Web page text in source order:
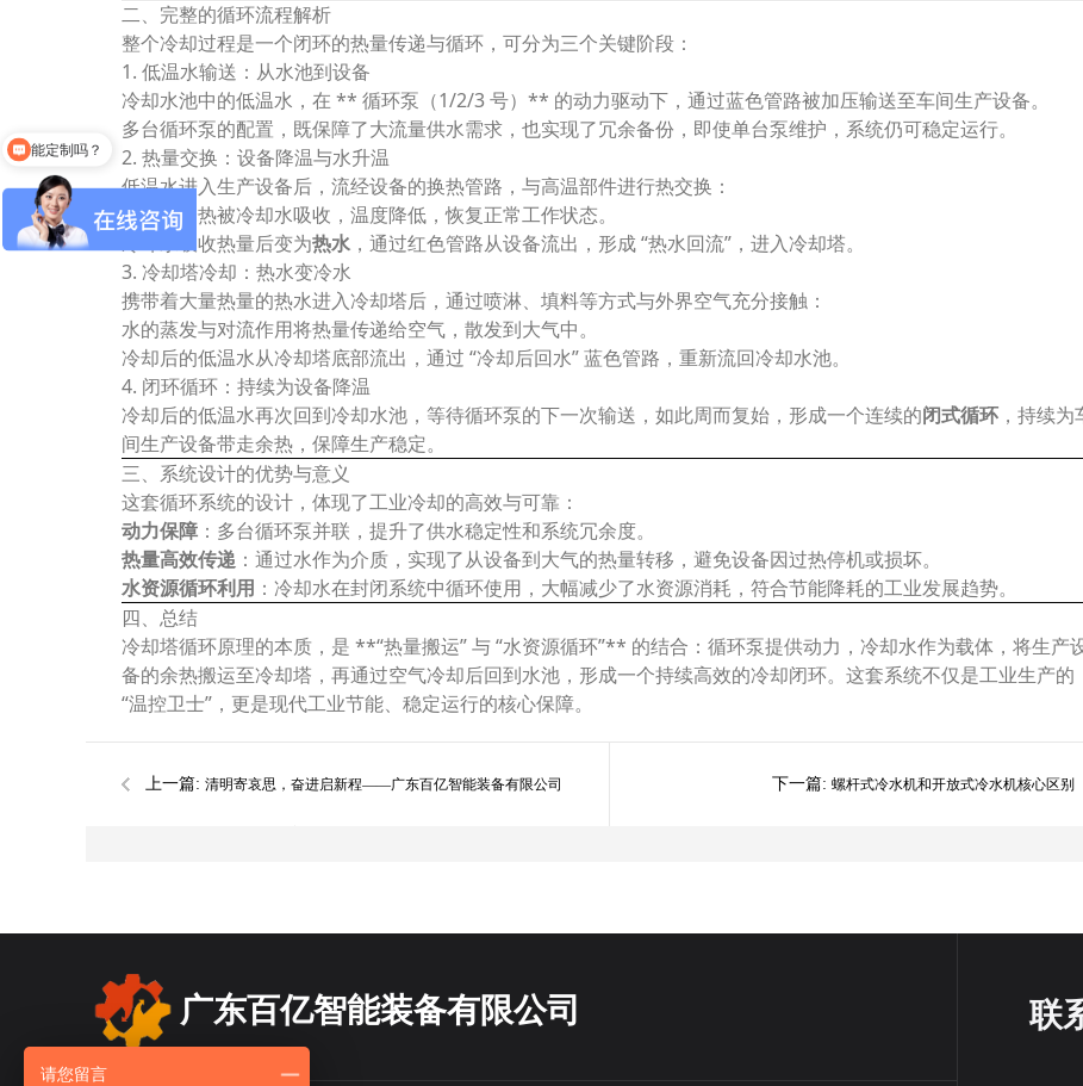
二、完整的循环流程解析
整个冷却过程是一个闭环的热量传递与循环，可分为三个关键阶段：
1. 低温水输送：从水池到设备
冷却水池中的低温水，在 ** 循环泵（1/2/3 号）** 的动力驱动下，通过蓝色管路被加压输送至车间生产设备。
多台循环泵的配置，既保障了大流量供水需求，也实现了冗余备份，即使单台泵维护，系统仍可稳定运行。
2. 热量交换：设备降温与水升温
低温水进入生产设备后，流经设备的换热管路，与高温部件进行热交换：
设备的余热被冷却水吸收，温度降低，恢复正常工作状态。
冷却水吸收热量后变为热水 ，通过红色管路从设备流出，形成 “热水回流”，进入冷却塔。
3. 冷却塔冷却：热水变冷水
携带着大量热量的热水进入冷却塔后，通过喷淋、填料等方式与外界空气充分接触：
水的蒸发与对流作用将热量传递给空气，散发到大气中。
冷却后的低温水从冷却塔底部流出，通过 “冷却后回水” 蓝色管路，重新流回冷却水池。
4. 闭环循环：持续为设备降温
冷却后的低温水再次回到冷却水池，等待循环泵的下一次输送，如此周而复始，形成一个连续的闭式循环 ，持续为
间生产设备带走余热，保障生产稳定。
三、系统设计的优势与意义
这套循环系统的设计，体现了工业冷却的高效与可靠：
动力保障 ：多台循环泵并联，提升了供水稳定性和系统冗余度。
热量高效传递 ：通过水作为介质，实现了从设备到大气的热量转移，避免设备因过热停机或损坏。
水资源循环利用 ：冷却水在封闭系统中循环使用，大幅减少了水资源消耗，符合节能降耗的工业发展趋势。
四、总结
冷却塔循环原理的本质，是 **“热量搬运” 与 “水资源循环”** 的结合：循环泵提供动力，冷却水作为载体，将生产
备的余热搬运至冷却塔，再通过空气冷却后回到水池，形成一个持续高效的冷却闭环。这套系统不仅是工业生产的
“温控卫士”，更是现代工业节能、稳定运行的核心保障。
上一篇: 清明寄哀思，奋进启新程——广东百亿智能装备有限公司 下一篇: 螺杆式冷水机和开放式冷水机核心区别
广东百亿智能装备有限公司 联
能定制吗？
请您留言